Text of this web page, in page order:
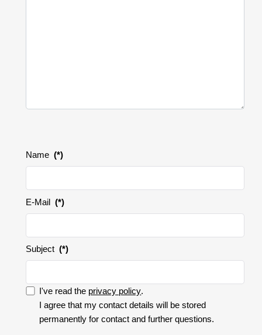
Name (*)
E-Mail (*)
Subject (*)
I accept the privacy policy.
I've read the privacy policy.
I agree that my contact details will be stored
permanently for contact and further questions.